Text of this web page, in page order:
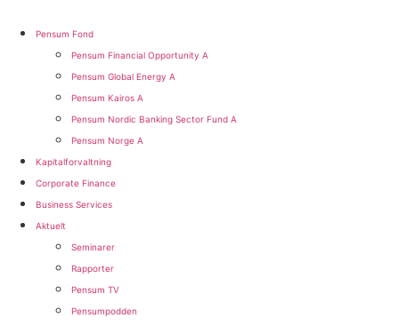
Pensum Fond
Pensum Financial Opportunity A
Pensum Global Energy A
Pensum Kairos A
Pensum Nordic Banking Sector Fund A​
Pensum Norge A​
Kapitalforvaltning
Corporate Finance
Business Services
Aktuelt
Seminarer
Rapporter
Pensum TV
Pensumpodden